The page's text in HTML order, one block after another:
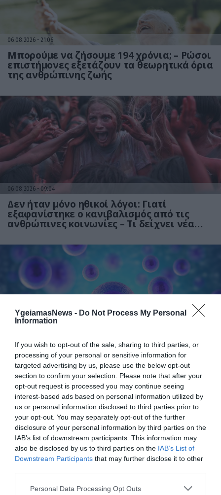
YgeiamasNews - Do Not Process My Personal
Information
If you wish to opt-out of the sale, sharing to third parties, or
processing of your personal or sensitive information for
targeted advertising by us, please use the below opt-out
section to confirm your selection. Please note that after your
opt-out request is processed you may continue seeing
interest-based ads based on personal information utilized by
us or personal information disclosed to third parties prior to
your opt-out. You may separately opt-out of the further
disclosure of your personal information by third parties on the
IAB’s list of downstream participants. This information may
also be disclosed by us to third parties on the IAB’s List of
Downstream Participants that may further disclose it to other
Please note that this website/app uses one or more Google
Personal Data Processing Opt Outs
06.08.2026 21:06
Μπορούμε να ζήσουμε 194 χρόνια; – Ρώσοι
επιστήμονες εξετάζουν τα θεωρητικά όρια
της ανθρώπινης ζωής
06.08.2026 09:04
Δεν ήταν μόνο ηθικοί λόγοι: Γιατί
εξαφανίστηκε ο κανιβαλισμός από τις
ανθρώπινες κοινωνίες – Τι δείχνει νέα
Αυτό είναι το σύμπτωμα του καρκίνου του
δέρματος που μπορεί να εντοπιστεί στο
κομμωτήριο! – Τι δείχνει νέα έρευνα
01.08.2026 12:11